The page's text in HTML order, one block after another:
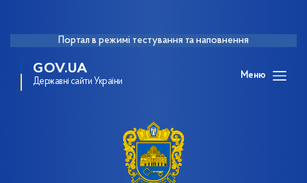
Портал в режимі тестування та наповнення
GOV.UA
Державні сайти України
Меню